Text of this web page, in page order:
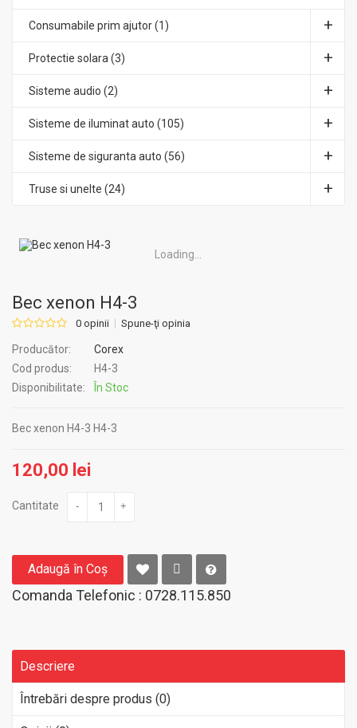
Consumabile prim ajutor (1)
Protectie solara (3)
Sisteme audio (2)
Sisteme de iluminat auto (105)
Sisteme de siguranta auto (56)
Truse si unelte (24)
Loading...
Bec xenon H4-3
0 opinii Spune-ţi opinia
Producător:
Corex
Cod produs:
H4-3
Disponibilitate:
În Stoc
Bec xenon H4-3 H4-3
120,00 lei
Cantitate - +
Adaugă în Coş
Comanda Telefonic : 0728.115.850
Descriere
Întrebări despre produs (0)